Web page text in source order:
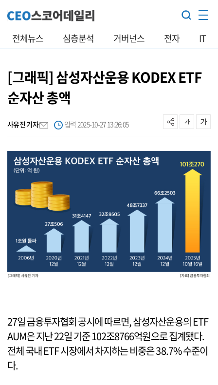
전체뉴스 심층분석 거버넌스 전자 IT
[그래픽] 삼성자산운용 KODEX ETF
순자산 총액
사유진 기자 입력 2025-10-27 13:26:05
27일 금융투자협회 공시에 따르면, 삼성자산운용의 ETF
AUM은 지난 22일 기준 102조8766억원으로 집계됐다.
전체 국내 ETF 시장에서 차지하는 비중은 38.7% 수준이
다.